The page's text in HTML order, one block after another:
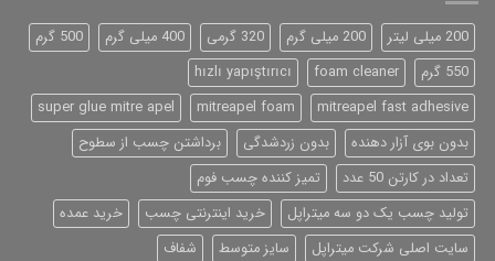
200 میلی لیتر 200 میلی گرم 320 گرمی 400 میلی گرم
500 گرم
550 گرم
foam cleaner
hızlı yapıştırıcı
mitreapel fast adhesive
mitreapel foam
super glue mitre apel
بدون بوی آزار دهنده
بدون زردشدگی
برداشتن چسب از سطوح
تعداد در کارتن 50 عدد
تمیز کننده چسب فوم
تولید چسب یک دو سه میتراپل
خرید اینترنتی چسب
خرید عمده
سایت اصلی شرکت میتراپل
سایز متوسط
شفاف